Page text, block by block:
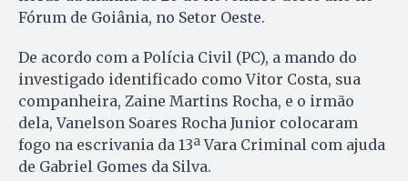
Fórum de Goiânia, no Setor Oeste.
De acordo com a Polícia Civil (PC), a mando do
investigado identificado como Vitor Costa, sua
companheira, Zaine Martins Rocha, e o irmão
dela, Vanelson Soares Rocha Junior colocaram
fogo na escrivania da 13ª Vara Criminal com ajuda
de Gabriel Gomes da Silva.